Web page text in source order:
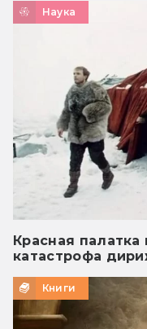
Наука
Красная
катастрофа
Книги